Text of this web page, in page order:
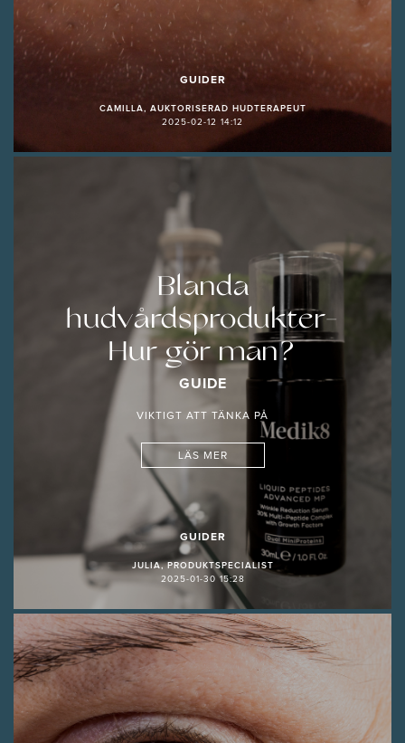
GUIDER
CAMILLA, AUKTORISERAD HUDTERAPEUT
2025-02-12 14:12
Blanda
hudvårdsprodukter-
Hur gör man?
GUIDE
VIKTIGT ATT TÄNKA PÅ
LÄS MER
GUIDER
JULIA, PRODUKTSPECIALIST
2025-01-30 15:28